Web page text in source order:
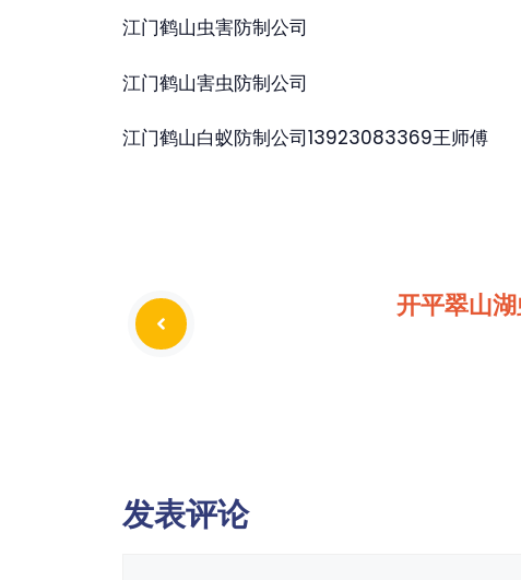
江门鹤山虫害防制公司
江门鹤山害虫防制公司
江门鹤山白蚁防制公司13923083369王师傅
开平翠山湖
发表评论